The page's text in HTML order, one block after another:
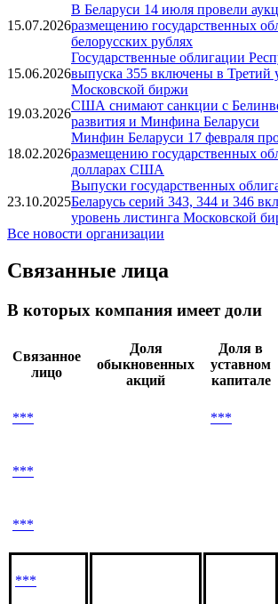
15.07.2026
В Беларуси 14 июля провели
размещению государственных
белорусских рублях
15.06.2026
Государственные облигации
выпуска 355 включены в Третий
Московской биржи
19.03.2026
США снимают санкции с
развития и Минфина Беларуси
18.02.2026
Минфин Беларуси 17 февраля
размещению государственных
долларах США
23.10.2025
Выпуски государственных
Беларусь серий 343, 344 и 346
уровень листинга Московской
Все новости организации
Связанные лица
В которых компания имеет доли
Связанное
лицо
Доля
обыкновенных
акций
Доля в
уставном
капитале
*** ***
***
***
***